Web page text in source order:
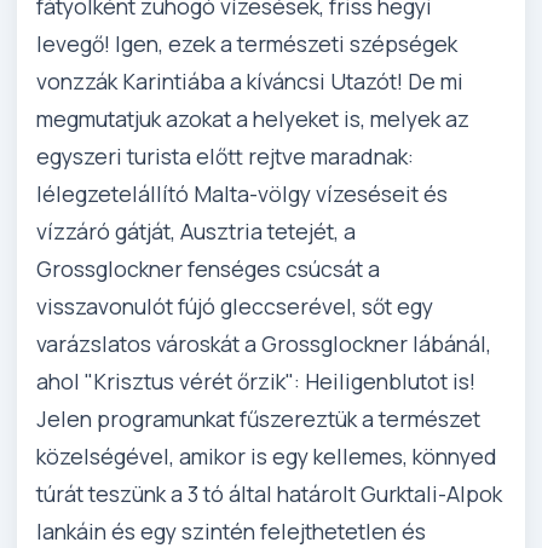
fátyolként zuhogó vízesések, friss hegyi
levegő! Igen, ezek a természeti szépségek
vonzzák Karintiába a kíváncsi Utazót! De mi
megmutatjuk azokat a helyeket is, melyek az
egyszeri turista előtt rejtve maradnak:
lélegzetelállító Malta-völgy vízeséseit és
vízzáró gátját, Ausztria tetejét, a
Grossglockner fenséges csúcsát a
visszavonulót fújó gleccserével, sőt egy
varázslatos városkát a Grossglockner lábánál,
ahol "Krisztus vérét őrzik": Heiligenblutot is!
Jelen programunkat fűszereztük a természet
közelségével, amikor is egy kellemes, könnyed
túrát teszünk a 3 tó által határolt Gurktali-Alpok
lankáin és egy szintén felejthetetlen és